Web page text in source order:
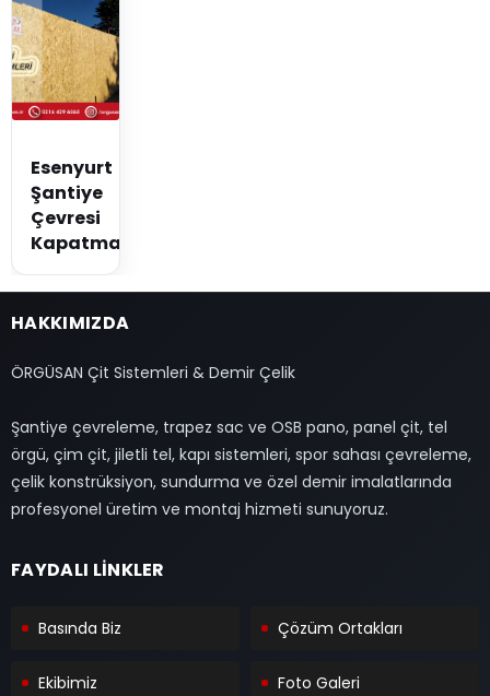
Esenyurt
Şantiye
Çevresi
Kapatma
HAKKIMIZDA
ÖRGÜSAN Çit Sistemleri & Demir Çelik
Şantiye çevreleme, trapez sac ve OSB pano, panel çit, tel
örgü, çim çit, jiletli tel, kapı sistemleri, spor sahası çevreleme,
çelik konstrüksiyon, sundurma ve özel demir imalatlarında
profesyonel üretim ve montaj hizmeti sunuyoruz.
FAYDALI LİNKLER
Basında Biz Çözüm Ortakları
Ekibimiz Foto Galeri